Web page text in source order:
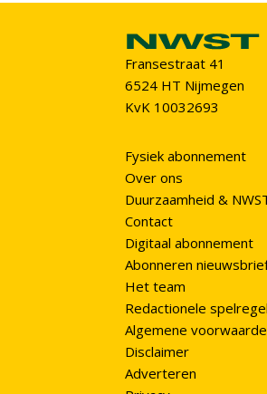
Fransestraat 41
6524 HT Nijmegen
KvK 10032693
Fysiek abonnement
Over ons
Duurzaamheid &
Contact
Digitaal abonnement
Abonneren
Het team
Redactionele
Algemene
Disclaimer
Adverteren